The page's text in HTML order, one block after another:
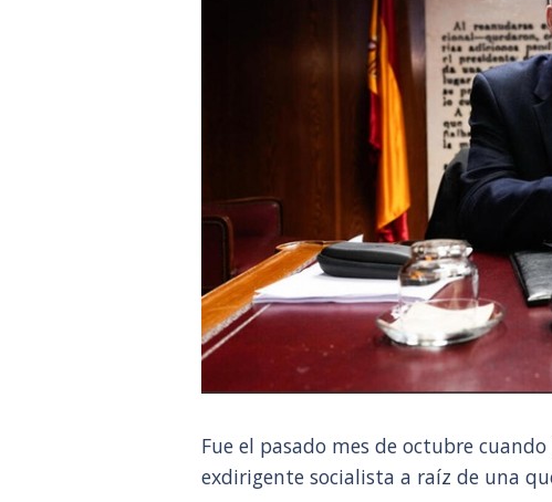
Fue el pasado mes de octubre
exdirigente socialista a raíz de una